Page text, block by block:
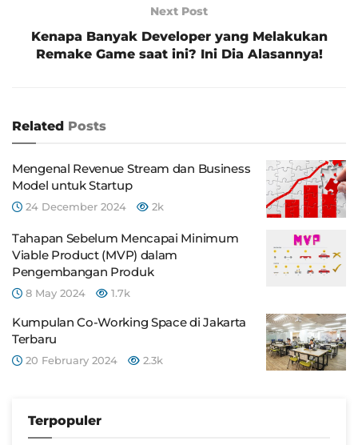
Next Post
Kenapa Banyak Developer yang Melakukan
Remake Game saat ini? Ini Dia Alasannya!
Related Posts
Mengenal Revenue Stream dan Business
Model untuk Startup
24 December 2024 2k
Tahapan Sebelum Mencapai Minimum
Viable Product (MVP) dalam
Pengembangan Produk
8 May 2024 1.7k
Kumpulan Co-Working Space di Jakarta
Terbaru
20 February 2024 2.3k
Terpopuler